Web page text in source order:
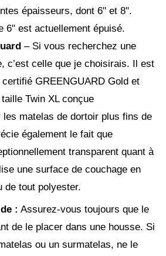
épaisseurs, dont 6" et 8".
6" est actuellement épuisé.
– Si vous recherchez une
c’est celle que je choisirais. Il est
certifié GREENGUARD Gold et
Twin XL conçue
les matelas de dortoir plus fins de
également le fait que
transparent quant à
une surface de couchage en
de tout polyester.
: Assurez-vous toujours que le
de le placer dans une housse. Si
ou un surmatelas, ne le